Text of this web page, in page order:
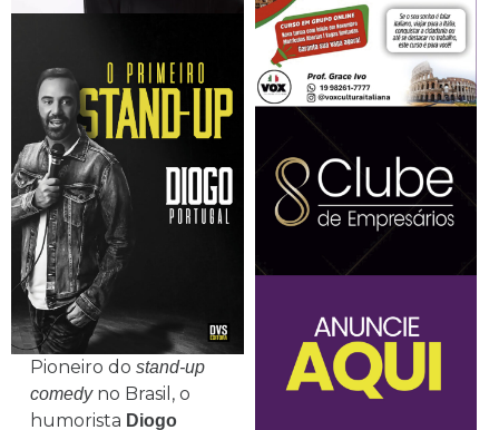
Pioneiro do stand-up
comedyno Brasil, o
humorista Diogo